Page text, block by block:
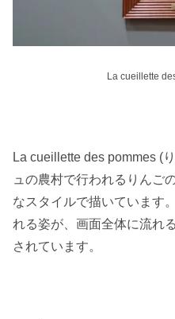
La cueillette
La cueillette des pommes (
ュの農村で行われるりんご
なスタイルで描いています
れる姿が、画面全体に流れ
されています。